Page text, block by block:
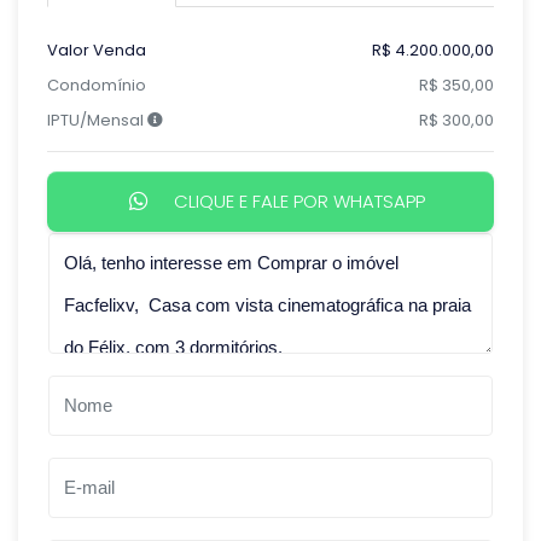
Valor Venda
R$ 4.200.000,00
Condomínio
R$ 350,00
IPTU/Mensal
R$ 300,00
CLIQUE E FALE POR WHATSAPP